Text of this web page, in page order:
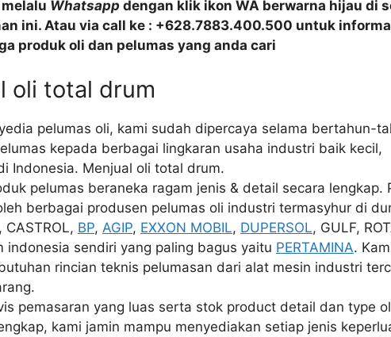
Whatsapp dengan klik ikon WA berwarna hijau di
ini. Atau via call ke : +628.7883.400.500 untuk
produk oli dan pelumas yang anda cari
oli total drum
pelumas oli, kami sudah dipercaya selama bertahun-
kepada berbagai lingkaran usaha industri baik kecil,
Indonesia. Menjual oli total drum.
pelumas beraneka ragam jenis & detail secara lengkap.
berbagai produsen pelumas oli industri termasyhur di
, CASTROL, BP, AGIP, EXXON MOBIL, DUPERSOL, GULF,
indonesia sendiri yang paling bagus yaitu PERTAMINA.
rincian teknis pelumasan dari alat mesin industri
pemasaran yang luas serta stok product detail dan type
kami jamin mampu menyediakan setiap jenis